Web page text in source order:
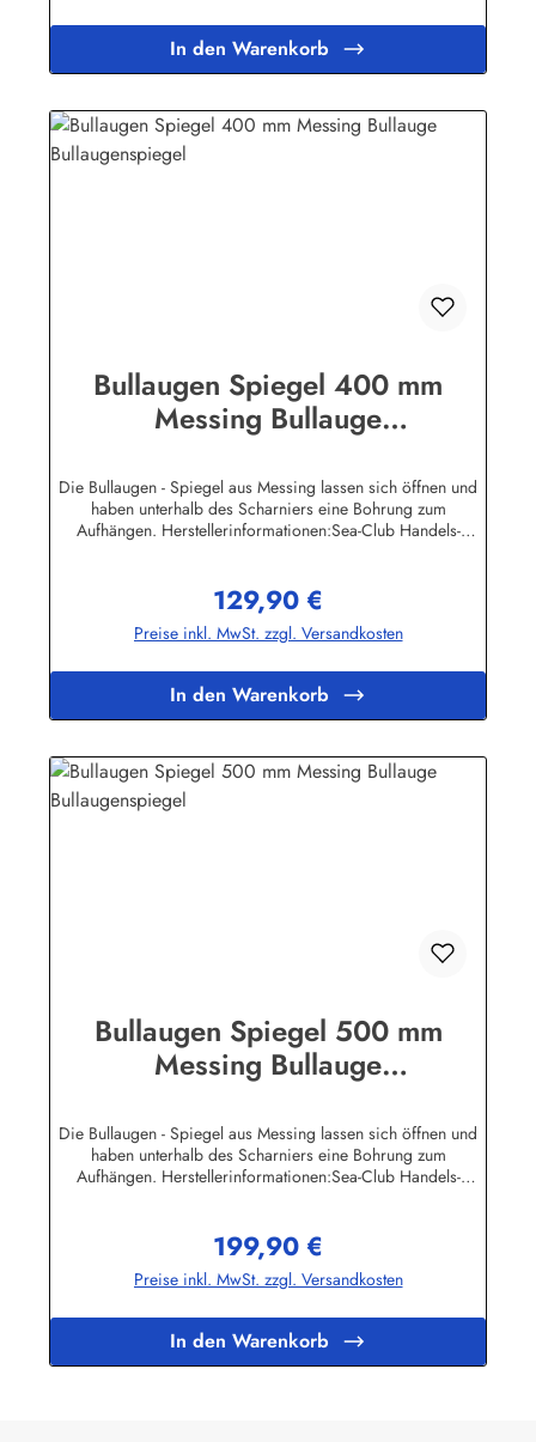
In den Warenkorb
Bullaugen Spiegel 400 mm
Messing Bullauge
Die Bullaugen - Spiegel aus Messing lassen sich öffnen und
haben unterhalb des Scharniers eine Bohrung zum
Aufhängen. Herstellerinformationen:Sea-Club Handels-
Regulärer Preis:
129,90 €
Preise inkl. MwSt. zzgl. Versandkosten
In den Warenkorb
Bullaugen Spiegel 500 mm
Messing Bullauge
Die Bullaugen - Spiegel aus Messing lassen sich öffnen und
haben unterhalb des Scharniers eine Bohrung zum
Aufhängen. Herstellerinformationen:Sea-Club Handels-
Regulärer Preis:
199,90 €
Preise inkl. MwSt. zzgl. Versandkosten
In den Warenkorb